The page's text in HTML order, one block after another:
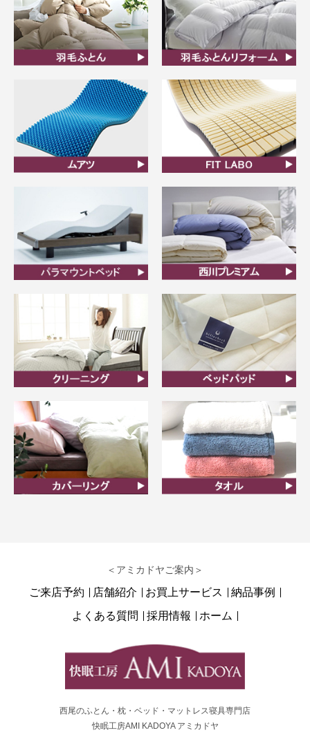
ん
＜アミカドヤご案内＞
ご来店予約 店舗紹介 お買上サービス
納品事例
よくある質問
採用情報 ホーム
西尾のふとん・枕・ベッド・マットレス寝具専門店
快眠工房AMI KADOYA アミカドヤ